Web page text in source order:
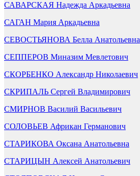
САВАРСКАЯ Надежда Аркадьевна
САГАН Мария Аркадьевна
СЕВОСТЬЯНОВА Белла Анатольевна
СЕППЕРОВ Миназим Мевлетович
СКОРБЕНКО Александр Николаевич
СКРИПАЛЬ Сергей Владимирович
СМИРНОВ Василий Васильевич
СОЛОВЬЕВ Африкан Германович
СТАРИКОВА Оксана Анатольевна
СТАРИЦЫН Алексей Анатольевич